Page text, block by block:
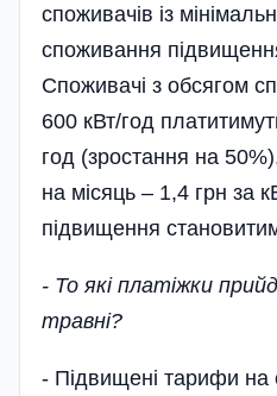
споживачів із
споживання
Споживачі з обсягом
600 кВт/год
год (зростання на
на місяць – 1,4 грн за
підвищення
- То які платіжки
травні?
- Підвищені тарифи на